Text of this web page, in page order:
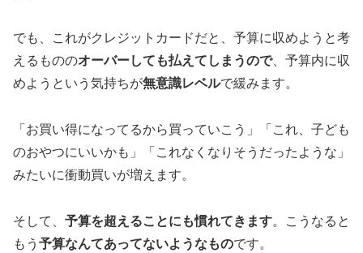
でも、これがクレジットカードだと、予算に収めようと考
えるもののオーバーしても払えてしまうので、予算内に収
めようという気持ちが無意識レベルで緩みます。
「お買い得になってるから買っていこう」「これ、子ども
のおやつにいいかも」「これなくなりそうだったような」
みたいに衝動買いが増えます。
そして、 予算を超えることにも慣れてきます。こうなると
もう 予算なんてあってないようなものです。